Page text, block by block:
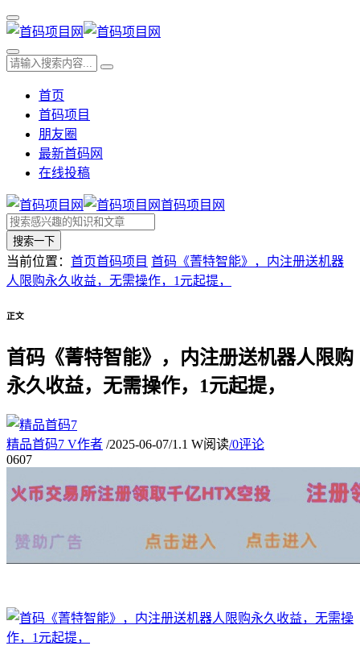
首页
首码项目
朋友圈
最新首码网
在线投稿
首码项目网
搜索一下
当前位置： 首页首码项目 首码《菁特智能》，内注册送机器
人限购永久收益，无需操作，1元起提，
正文
首码《菁特智能》，内注册送机器人限购
永久收益，无需操作，1元起提，
精品首码7 V作者 /2025-06-07/1.1 W阅读/0评论
0607